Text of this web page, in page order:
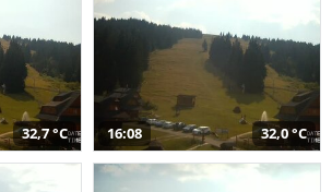
32,7 °C 16:08 32,0 °C